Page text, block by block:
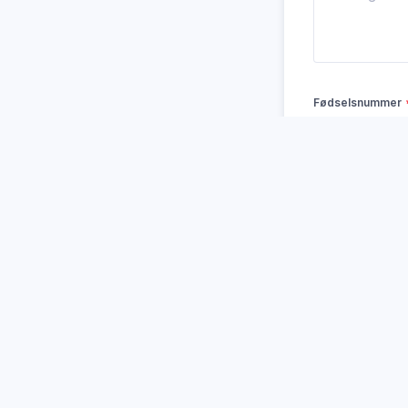
Fødselsnummer